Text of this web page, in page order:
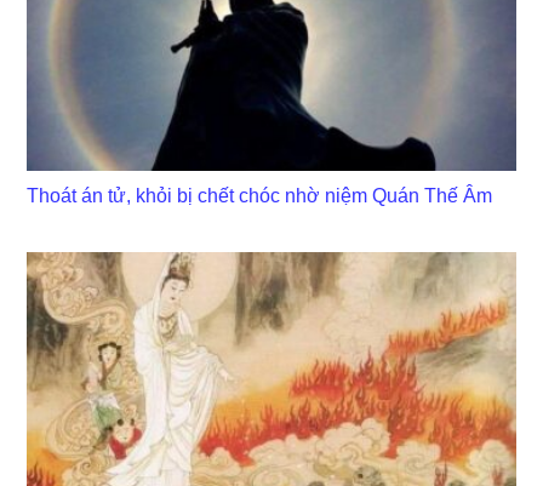
Thoát án tử, khỏi bị chết chóc nhờ niệm Quán Thế Âm